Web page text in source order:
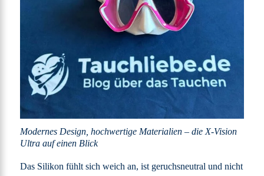
Modernes Design, hochwertige Materialien – die X-Vision
Ultra auf einen Blick
Das Silikon fühlt sich weich an, ist geruchsneutral und nicht